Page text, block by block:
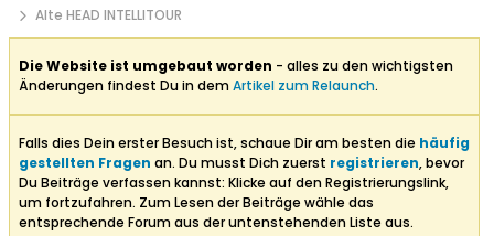
Alte HEAD INTELLITOUR
Die Website ist umgebaut worden - alles zu den wichtigsten
Änderungen findest Du in demArtikel zum Relaunch.
Falls dies Dein erster Besuch ist, schaue Dir am besten die häufig
gestellten Fragen an. Du musst Dich zuerst registrieren, bevor
Du Beiträge verfassen kannst: Klicke auf den Registrierungslink,
um fortzufahren. Zum Lesen der Beiträge wähle das
entsprechende Forum aus der untenstehenden Liste aus.